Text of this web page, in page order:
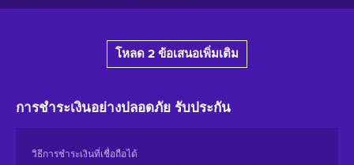
โหลด 2 ข้อเสนอเพิ่มเติม
การชำระเงินอย่างปลอดภัย รับประกัน
วิธีการชำระเงินที่เชื่อถือได้